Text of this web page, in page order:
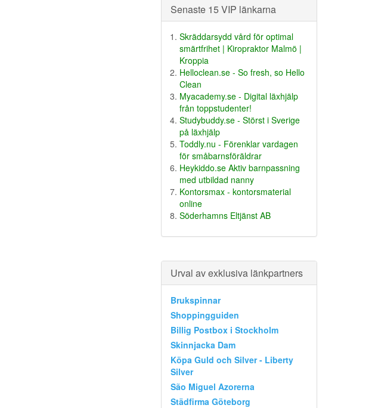
Senaste 15 VIP länkarna
Skräddarsydd vård för optimal
smärtfrihet | Kiropraktor Malmö |
Kroppia
Helloclean.se - So fresh, so Hello
Clean
Myacademy.se - Digital läxhjälp
från toppstudenter!
Studybuddy.se - Störst i Sverige
på läxhjälp
Toddly.nu - Förenklar vardagen
för småbarnsföräldrar
Heykiddo.se Aktiv barnpassning
med utbildad nanny
Kontorsmax - kontorsmaterial
online
Söderhamns Eltjänst AB
Urval av exklusiva länkpartners
Brukspinnar
Shoppingguiden
Billig Postbox i Stockholm
Skinnjacka Dam
Köpa Guld och Silver - Liberty
Silver
São Miguel Azorerna
Städfirma Göteborg